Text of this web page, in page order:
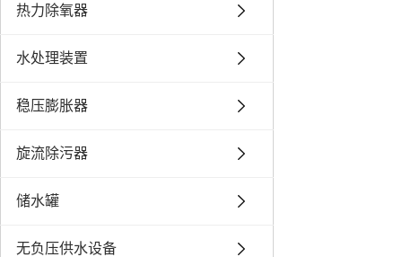
热力除氧器
水处理装置
稳压膨胀器
旋流除污器
储水罐
无负压供水设备